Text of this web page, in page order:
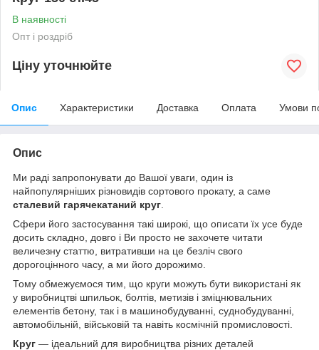
В наявності
Опт і роздріб
Ціну уточнюйте
Опис Характеристики Доставка Оплата Умови
Опис
Ми раді запропонувати до Вашої уваги, один із
найпопулярніших різновидів сортового прокату, а саме
сталевий гарячекатаний круг
Сфери його застосування такі широкі, що описати їх усе буде
досить складно, довго і Ви просто не захочете читати
величезну статтю, витративши на це безліч свого
дорогоцінного часу, а ми його дорожимо.
Тому обмежуємося тим, що круги можуть бути використані як
у виробництві шпильок, болтів, метизів і зміцнювальних
елементів бетону, так і в машинобудуванні, суднобудуванні,
автомобільній, військовій та навіть космічній промисловості.
Круг — ідеальний для виробництва різних деталей